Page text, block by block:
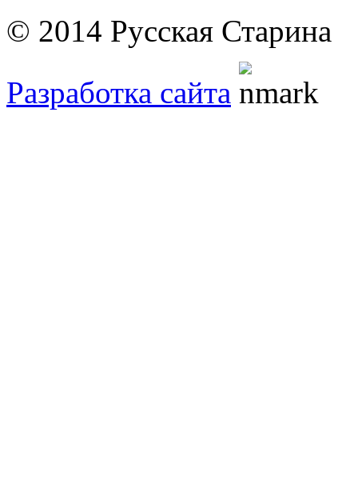
© 2014 Русская Старина
Разработка сайта